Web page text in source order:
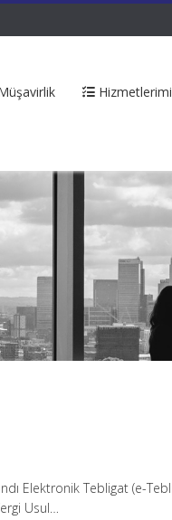
Elektronik Tebligat (e-
Usul…